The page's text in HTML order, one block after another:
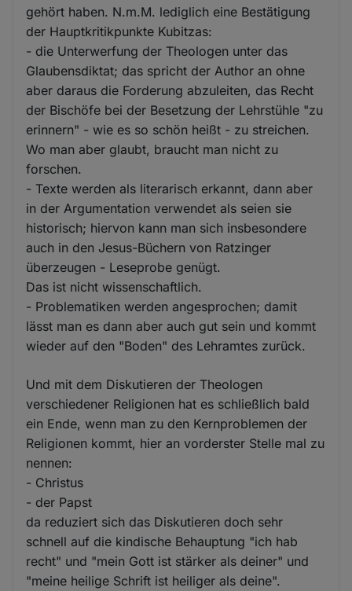
gehört haben. N.m.M. lediglich eine Bestätigung
der Hauptkritikpunkte Kubitzas:
- die Unterwerfung der Theologen unter das
Glaubensdiktat; das spricht der Author an ohne
aber daraus die Forderung abzuleiten, das Recht
der Bischöfe bei der Besetzung der Lehrstühle "zu
erinnern" - wie es so schön heißt - zu streichen.
Wo man aber glaubt, braucht man nicht zu
forschen.
- Texte werden als literarisch erkannt, dann aber
in der Argumentation verwendet als seien sie
historisch; hiervon kann man sich insbesondere
auch in den Jesus-Büchern von Ratzinger
überzeugen - Leseprobe genügt.
Das ist nicht wissenschaftlich.
- Problematiken werden angesprochen; damit
lässt man es dann aber auch gut sein und kommt
wieder auf den "Boden" des Lehramtes zurück.
Und mit dem Diskutieren der Theologen
verschiedener Religionen hat es schließlich bald
ein Ende, wenn man zu den Kernproblemen der
Religionen kommt, hier an vorderster Stelle mal zu
nennen:
- Christus
- der Papst
da reduziert sich das Diskutieren doch sehr
schnell auf die kindische Behauptung "ich hab
recht" und "mein Gott ist stärker als deiner" und
"meine heilige Schrift ist heiliger als deine".